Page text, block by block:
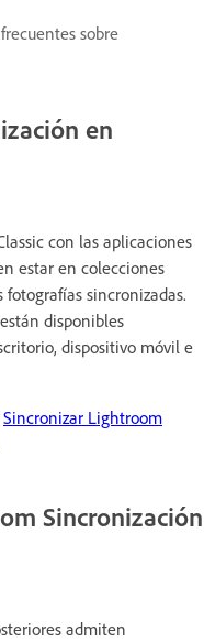
sobre
en
con las aplicaciones
estar en colecciones
sincronizadas.
disponibles
dispositivo móvil e
Sincronizar Lightroom
Sincronización
admiten